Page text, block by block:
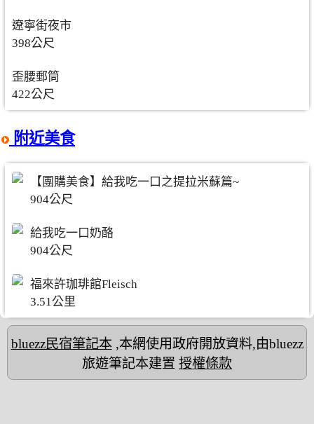
遼寧街夜市
398公尺
歪腰郵筒
422公尺
附近美食
【團購美食】給我吃一口之提拉米蘇篇~
904公尺
給我吃一口奶酪
904公尺
福來許珈琲館Fleisch
3.51公里
bluezz民宿筆記本,本網使用政府開放資料,由bluezz
旅遊筆記本建置 授權條款